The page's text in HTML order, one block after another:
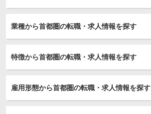
業種から首都圏の転職・求人情報を探す
特徴から首都圏の転職・求人情報を探す
雇用形態から首都圏の転職・求人情報を探す